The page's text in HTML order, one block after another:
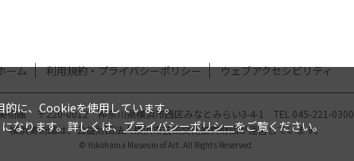
ーム 利用規約・プライバシーポリシー ウェブアクセシビリティ
術館 〒220-0012 神奈川県横浜市西区みなとみらい3-4-1 TEL 045-221-0300
横浜美術館は、公益財団法人横浜市芸術文化振興財団が運営しています。
© Yokohama Museum of Art. All Rights Reserved.
的に、Cookieを使用しています。
なります。詳しくは、プライバシーポリシーをご覧ください。